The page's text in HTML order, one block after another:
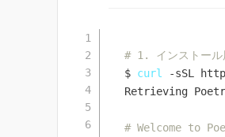
# 1. インストール
$ curl -sSL
Retrieving
# Welcome to